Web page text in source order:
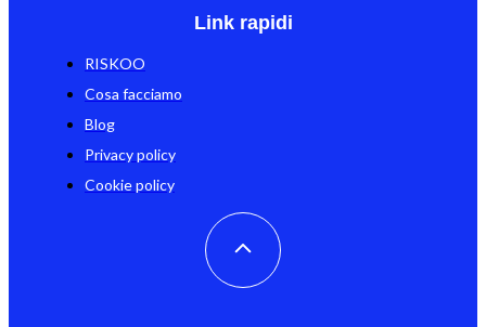
Link rapidi
RISKOO
Cosa facciamo
Blog
Privacy policy
Cookie policy